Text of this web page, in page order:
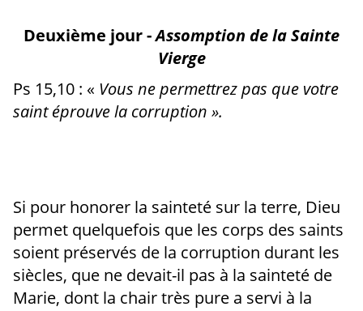
Deuxième jour -Assomption de la Sainte
Vierge
Ps 15,10 : « Vous ne permettrez pas que votre
saint éprouve la corruption ».
Si pour honorer la sainteté sur la terre, Dieu
permet quelquefois que les corps des saints
soient préservés de la corruption durant les
siècles, que ne devait-il pas à la sainteté de
Marie, dont la chair très pure a servi à la